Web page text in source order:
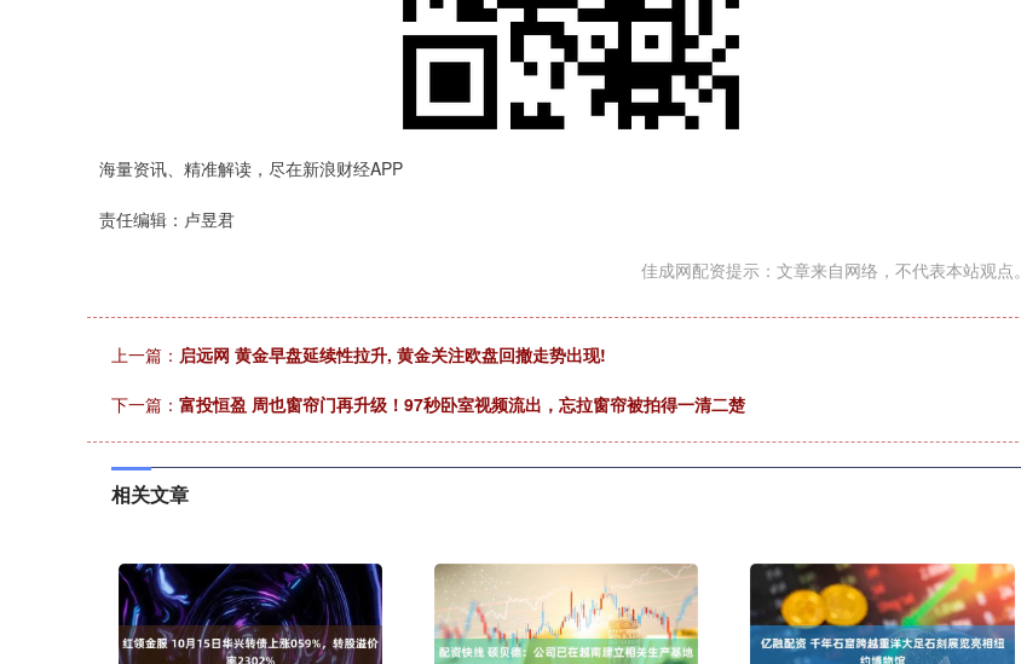
海量资讯、精准解读，尽在新浪财经APP
责任编辑：卢昱君
佳成网配资提示：文章来自网络，不代表本站观点。
上一篇： 启远网 黄金早盘延续性拉升, 黄金关注欧盘回撤走势出现!
下一篇： 富投恒盈 周也窗帘门再升级！97秒卧室视频流出，忘拉窗帘被拍得一清二楚
相关文章